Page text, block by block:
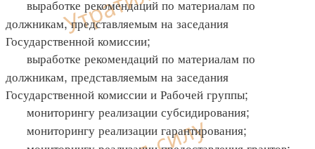
выработке рекомендаций по материалам по
должникам, представляемым на заседания
Государственной комиссии;
выработке рекомендаций по материалам по
должникам, представляемым на заседания
Государственной комиссии и Рабочей группы;
мониторингу реализации субсидирования;
мониторингу реализации гарантирования;